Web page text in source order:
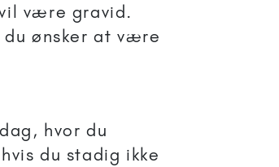
være gravid.
ønsker at være
hvor du
du stadig ikke